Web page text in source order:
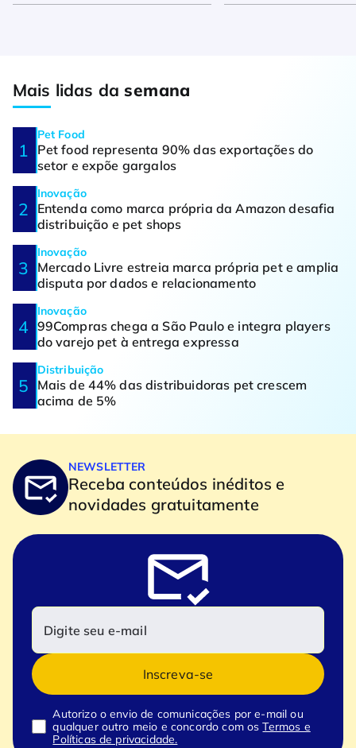
Mais lidas dasemana
Pet Food
Pet food representa 90% das exportações do
setor e expõe gargalos
Inovação
Entenda como marca própria da Amazon desafia
distribuição e pet shops
Inovação
Mercado Livre estreia marca própria pet e amplia
disputa por dados e relacionamento
Inovação
99Compras chega a São Paulo e integra players
do varejo pet à entrega expressa
Distribuição
Mais de 44% das distribuidoras pet crescem
acima de 5%
NEWSLETTER
Receba conteúdos inéditos e
novidades gratuitamente
Inscreva-se
Autorizo o envio de comunicações por e-mail ou
qualquer outro meio e concordo com osTermos e
Políticas de privacidade.